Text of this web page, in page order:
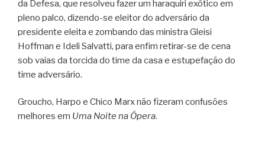
da Defesa, que resolveu fazer um haraquiri exótico em
pleno palco, dizendo-se eleitor do adversário da
presidente eleita e zombando das ministra Gleisi
Hoffman e Ideli Salvatti, para enfim retirar-se de cena
sob vaias da torcida do time da casa e estupefação do
time adversário.
Groucho, Harpo e Chico Marx não fizeram confusões
melhores em Uma Noite na Ópera.